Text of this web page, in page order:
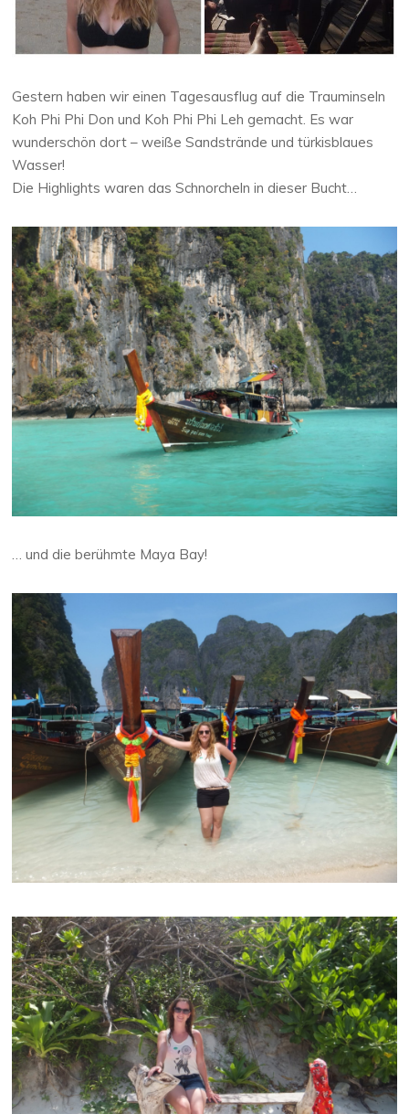
Gestern haben wir einen Tagesausflug auf die Trauminseln
Koh Phi Phi Don und Koh Phi Phi Leh gemacht. Es war
wunderschön dort – weiße Sandstrände und türkisblaues
Wasser!
Die Highlights waren das Schnorcheln in dieser Bucht…
… und die berühmte Maya Bay!